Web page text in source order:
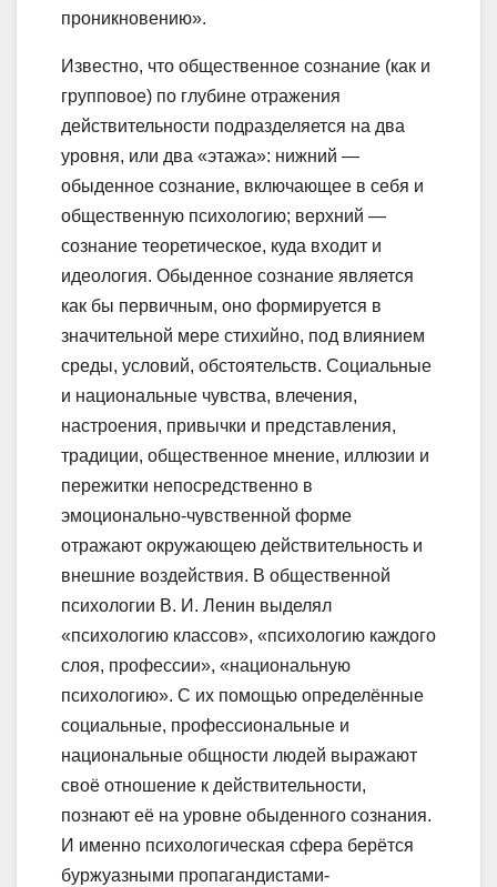
проникновению».
Известно, что общественное сознание (как и
групповое) по глубине отражения
действительности подразделяется на два
уровня, или два «этажа»: нижний —
обыденное сознание, включающее в себя и
общественную психологию; верхний —
сознание теоретическое, куда входит и
идеология. Обыденное сознание является
как бы первичным, оно формируется в
значительной мере стихийно, под влиянием
среды, условий, обстоятельств. Социальные
и национальные чувства, влечения,
настроения, привычки и представления,
традиции, общественное мнение, иллюзии и
пережитки непосредственно в
эмоционально-чувственной форме
отражают окружающею действительность и
внешние воздействия. В общественной
психологии В. И. Ленин выделял
«психологию классов», «психологию каждого
слоя, профессии», «национальную
психологию». С их помощью определённые
социальные, профессиональные и
национальные общности людей выражают
своё отношение к действительности,
познают её на уровне обыденного сознания.
И именно психологическая сфера берётся
буржуазными пропагандистами-